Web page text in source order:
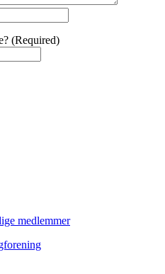
(Required)
medlemmer